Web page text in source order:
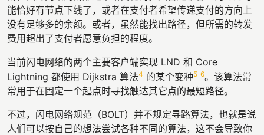
能恰好有节点下线了，或者在支付者希望传递支付的方向上
没有足够多的余额。或者，虽然能找出路径，但所需的转发
费用超出了支付者愿意负担的程度。
当前闪电网络的两个主要客户端实现 LND 和 Core
Lightning 都使用 Dijkstra 算法4 的某个变种5 6。该算法常
常用于在固定一个起点时寻找触达其它点的最短路径。
不过，闪电网络规范（BOLT）并不规定寻路算法，也就是说
人们可以按自己的想法尝试各种不同的算法，这不会导致你